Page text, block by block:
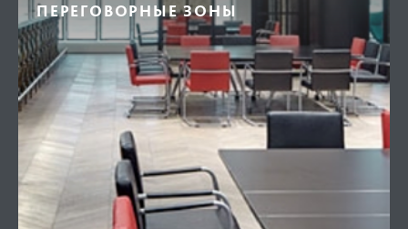
ПЕРЕГОВОРНЫЕ ЗОНЫ